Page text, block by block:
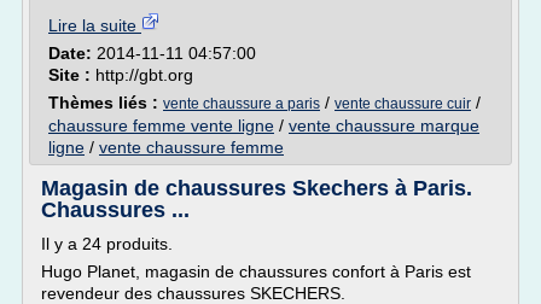
Lire la suite
Date: 2014-11-11 04:57:00
Site : http://gbt.org
Thèmes liés : vente chaussure a paris / vente chaussure cuir /
chaussure femme vente ligne / vente chaussure marque
ligne / vente chaussure femme
Magasin de chaussures Skechers à Paris.
Chaussures ...
Il y a 24 produits.
Hugo Planet, magasin de chaussures confort à Paris est
revendeur des chaussures SKECHERS.